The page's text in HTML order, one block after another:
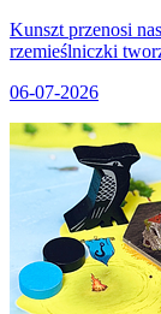
Kunszt przenosi
rzemieślniczki
06-07-2026